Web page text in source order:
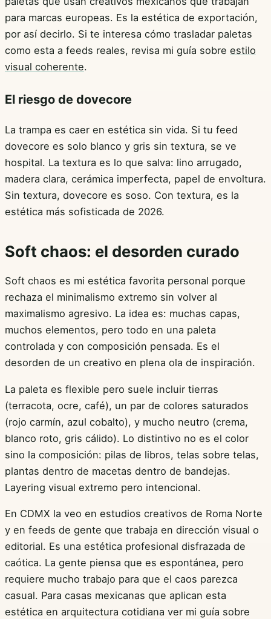
para marcas europeas. Es la estética de exportación,
por así decirlo. Si te interesa cómo trasladar paletas
como esta a feeds reales, revisa mi guía sobre estilo
visual coherente.
El riesgo de dovecore
La trampa es caer en estética sin vida. Si tu feed
dovecore es solo blanco y gris sin textura, se ve
hospital. La textura es lo que salva: lino arrugado,
madera clara, cerámica imperfecta, papel de envoltura.
Sin textura, dovecore es soso. Con textura, es la
estética más sofisticada de 2026.
Soft chaos: el desorden curado
Soft chaos es mi estética favorita personal porque
rechaza el minimalismo extremo sin volver al
maximalismo agresivo. La idea es: muchas capas,
muchos elementos, pero todo en una paleta
controlada y con composición pensada. Es el
desorden de un creativo en plena ola de inspiración.
La paleta es flexible pero suele incluir tierras
(terracota, ocre, café), un par de colores saturados
(rojo carmín, azul cobalto), y mucho neutro (crema,
blanco roto, gris cálido). Lo distintivo no es el color
sino la composición: pilas de libros, telas sobre telas,
plantas dentro de macetas dentro de bandejas.
Layering visual extremo pero intencional.
En CDMX la veo en estudios creativos de Roma Norte
y en feeds de gente que trabaja en dirección visual o
editorial. Es una estética profesional disfrazada de
caótica. La gente piensa que es espontánea, pero
requiere mucho trabajo para que el caos parezca
casual. Para casas mexicanas que aplican esta
estética en arquitectura cotidiana ver mi guía sobre